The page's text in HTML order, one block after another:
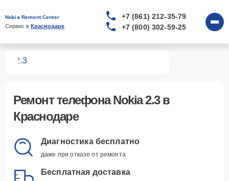
Nokia Remont Center
Сервис в Краснодаре
+7 (861) 212-35-79
+7 (800) 302-59-25
2.3
Ремонттелефона Nokia 2.3в
Краснодаре
Диагностика бесплатно
даже при отказе от ремонта
Бесплатная доставка